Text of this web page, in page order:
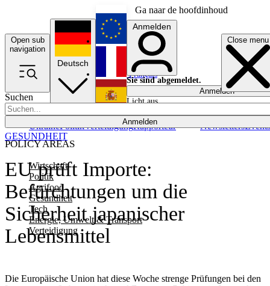
Ga naar de hoofdinhoud
Open sub
navigation
Close menu
Suchen
Anmelden
POLICY AREAS
Wirtschaft
Politik
Agrifood
Gesundheit
Tech
Energie, Umwelt & Transport
Verteidigung
UkrainePolitikVerteidigungRapporteur NewslettersEvents
Deutsch
English
Français
Anmelden
Sie sind abgemeldet.
Anmelden
Licht aus
EU prüft Importe:
Befürchtungen um die
Sicherheit japanischer
Lebensmittel
Die Europäische Union hat diese Woche strenge Prüfungen bei den
GESUNDHEIT